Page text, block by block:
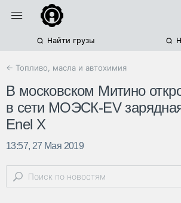
Найти грузы
← Топливо, масла и автохимия
В московском Митино
в сети МОЭСК-EV
Enel X
13:57, 27 Мая 2019